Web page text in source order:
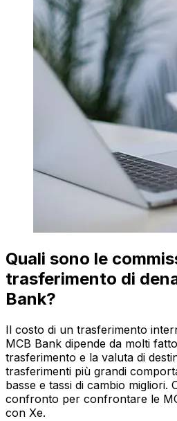
Quali sono le
trasferimento di
Bank?
Il costo di un trasferimento
MCB Bank dipende da molti
trasferimento e la valuta di
trasferimenti più grandi
basse e tassi di cambio migliori.
confronto per confrontare le
con Xe.